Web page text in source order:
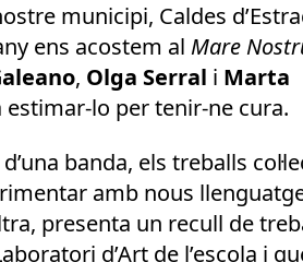
municipi, Caldes
ens acostem al Mare
, Olga Serral i Marta
lo per tenir-ne cura.
banda, els treballs
amb nous
presenta un recull de
d’Art de l’escola i